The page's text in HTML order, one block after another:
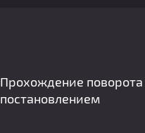
Прохождение
постановлением